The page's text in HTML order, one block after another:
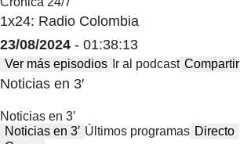
1x24: Radio Colombia
23/08/2024 - 01:38:13
Ver más episodios Ir al podcast Compartir
Noticias en 3′
Noticias en 3′
Noticias en 3′ Últimos programas Directo